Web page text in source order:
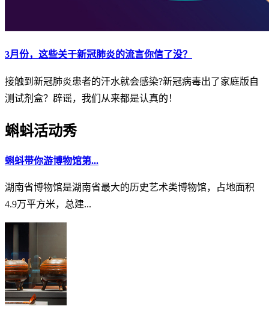
3月份，这些关于新冠肺炎的流言你信了没？
接触到新冠肺炎患者的汗水就会感染?新冠病毒出了家庭版自
测试剂盒？辟谣，我们从来都是认真的！
蝌蚪活动秀
蝌蚪带你游博物馆第...
湖南省博物馆是湖南省最大的历史艺术类博物馆，占地面积
4.9万平方米，总建...